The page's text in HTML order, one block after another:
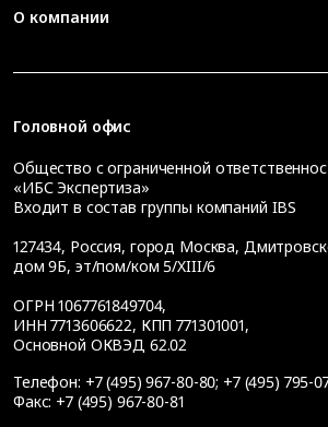
О компании
Головной офис
Общество с ограниченной
«ИБС Экспертиза»
Входит в состав группы компаний IBS
127434, Россия, город Москва,
дом 9Б, эт/пом/ком 5/XIII/6
ОГРН 1067761849704,
ИНН 7713606622, КПП 771301001,
Основной ОКВЭД 62.02
Телефон: +7 (495) 967-80-80; +7 (495) 795-
Факс: +7 (495) 967-80-81